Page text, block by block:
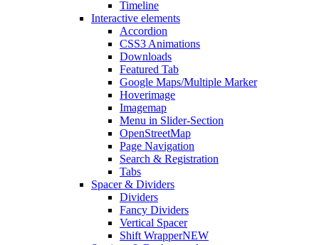
Timeline
Interactive elements
Accordion
CSS3 Animations
Downloads
Featured Tab
Google Maps/Multiple Marker
Hoverimage
Imagemap
Menu in Slider-Section
OpenStreetMap
Page Navigation
Search & Registration
Tabs
Spacer & Dividers
Dividers
Fancy Dividers
Vertical Spacer
Shift WrapperNEW